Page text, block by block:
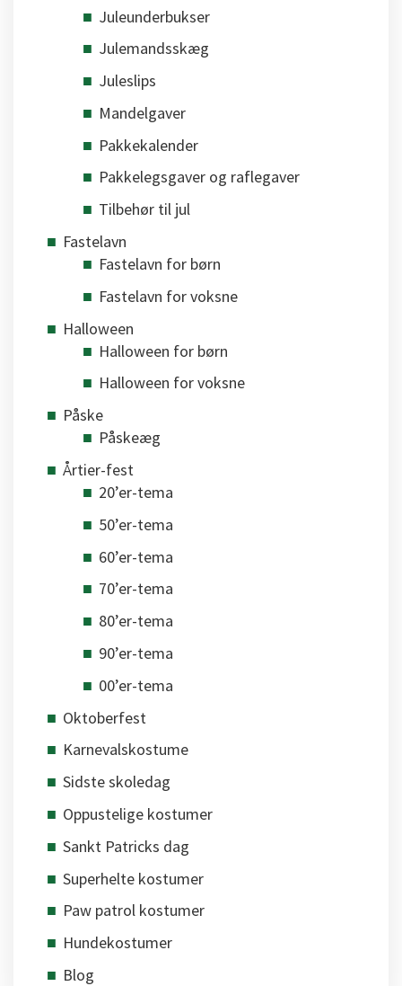
Juleunderbukser
Julemandsskæg
Juleslips
Mandelgaver
Pakkekalender
Pakkelegsgaver og raflegaver
Tilbehør til jul
Fastelavn
Fastelavn for børn
Fastelavn for voksne
Halloween
Halloween for børn
Halloween for voksne
Påske
Påskeæg
Årtier-fest
20’er-tema
50’er-tema
60’er-tema
70’er-tema
80’er-tema
90’er-tema
00’er-tema
Oktoberfest
Karnevalskostume
Sidste skoledag
Oppustelige kostumer
Sankt Patricks dag
Superhelte kostumer
Paw patrol kostumer
Hundekostumer
Blog